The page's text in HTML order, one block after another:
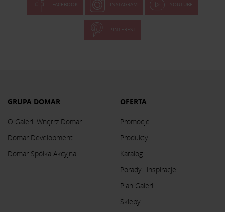
FACEBOOK INSTAGRAM YOUTUBE
PINTEREST
GRUPA DOMAR
O Galerii Wnętrz Domar
Domar Development
Domar Spółka Akcyjna
OFERTA
Promocje
Produkty
Katalog
Porady i inspiracje
Plan Galerii
Sklepy